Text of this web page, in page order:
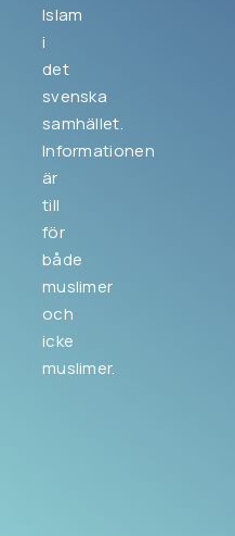
Islam
i
det
svenska
samhället.
Informationen
är
till
för
både
muslimer
och
icke
muslimer.